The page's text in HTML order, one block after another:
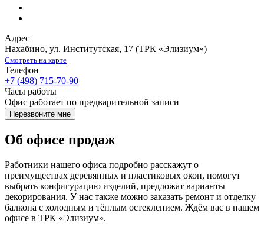
Адрес
Нахабино, ул. Институтская, 17 (ТРК «Элизиум»)
Смотреть на карте
Телефон
+7 (498) 715-70-90
Часы работы
Офис работает по предварительной записи
Перезвоните мне
Об офисе продаж
Работники нашего офиса подробно расскажут о
преимуществах деревянных и пластиковых окон, помогут
выбрать конфигурацию изделий, предложат варианты
декорирования. У нас также можно заказать ремонт и отделку
балкона с холодным и тёплым остеклением. Ждём вас в нашем
офисе в ТРК «Элизиум».